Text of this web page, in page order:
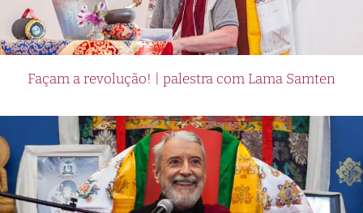
Façam a revolução! | palestra com Lama Samten